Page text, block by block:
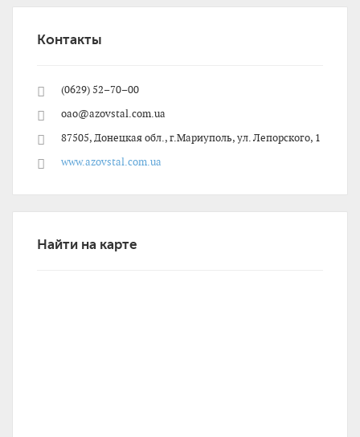
Контакты
(0629) 52–70–00
oao@azovstal.com.ua
87505, Донецкая обл., г.Мариуполь, ул. Лепорского, 1
www.azovstal.com.ua
Найти на карте